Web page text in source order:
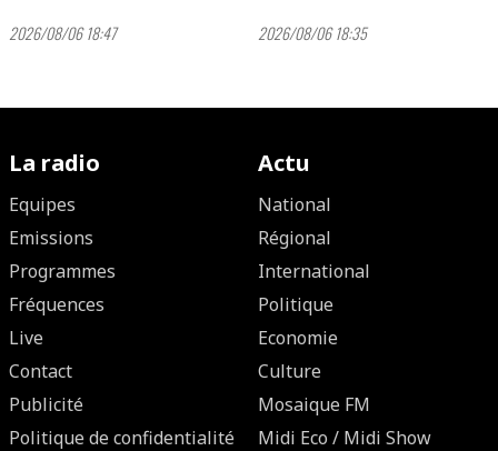
2026/08/06 18:47 2026/08/06 18:35
La radio
Equipes
Emissions
Programmes
Fréquences
Live
Contact
Publicité
Politique de confidentialité
Actu
National
Régional
International
Politique
Economie
Culture
Mosaique FM
Midi Eco / Midi Show